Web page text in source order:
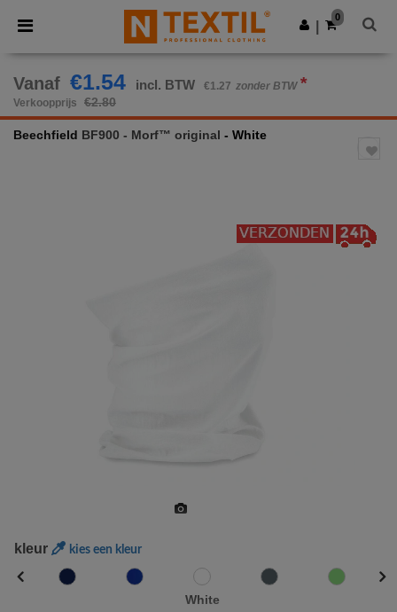
× Ntextil-app
Betere prijzen in de app!
Download app
0
Vanaf €1.54 incl. BTW €1.27 zonder BTW *
Verkoopprijs €2.80
Beechfield BF900 - Morf™ original - White
kleur kies een kleur
White